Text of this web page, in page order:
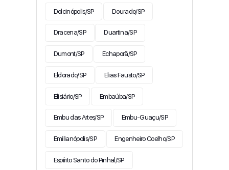
Dolcinópolis/SP Dourado/SP
Dracena/SP Duartina/SP
Dumont/SP Echaporã/SP
Eldorado/SP Elias Fausto/SP
Elisiário/SP Embaúba/SP
Embu das Artes/SP Embu-Guaçu/SP
Emilianópolis/SP Engenheiro Coelho/SP
Espírito Santo do Pinhal/SP